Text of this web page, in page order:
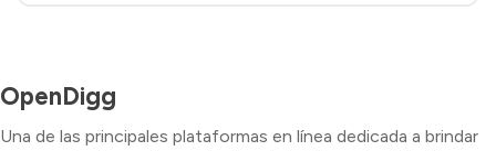
OpenDigg
Una de las principales plataformas en línea dedicada a brindar